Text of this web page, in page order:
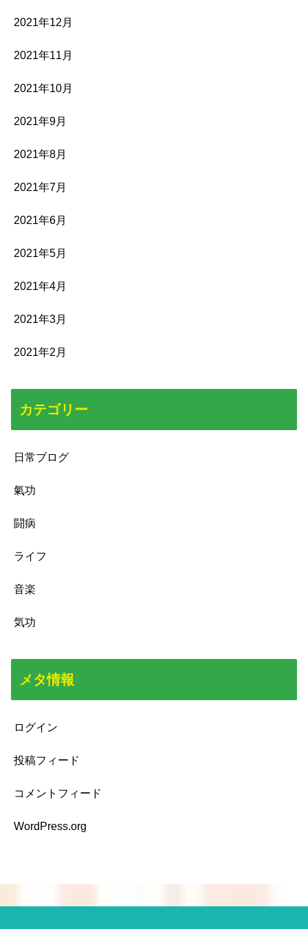
2021年12月
2021年11月
2021年10月
2021年9月
2021年8月
2021年7月
2021年6月
2021年5月
2021年4月
2021年3月
2021年2月
カテゴリー
日常ブログ
氣功
闘病
ライフ
音楽
気功
メタ情報
ログイン
投稿フィード
コメントフィード
WordPress.org